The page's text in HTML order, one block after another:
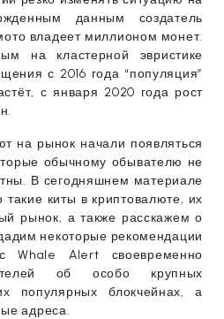
данным создатель
владеет миллионом монет.
на кластерной эвристике
с 2016 года “популяция”
с января 2020 года рост
на рынок начали появляться
обычному обывателю не
В сегодняшнем материале
такие киты в криптовалюте, их
рынок, а также расскажем о
некоторые рекомендации
Whale Alert своевременно
об особо крупных
популярных блокчейнах, а
адреса.